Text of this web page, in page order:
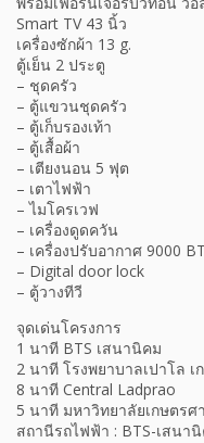
Smart TV 43 นิ้ว
เครื่องซักผ้า 13 g.
ตู้เย็น 2 ประตู
– ชุดครัว
– ตู้แขวนชุดครัว
– ตู้เก็บรองเท้า
– ตู้เสื้อผ้า
– เตียงนอน 5 ฟุต
– เตาไฟฟ้า
– ไมโครเวฟ
– เครื่องดูดควัน
– เครื่องปรับอากาศ 9000
– Digital door lock
– ตู้วางทีวี
จุดเด่นโครงการ
1 นาที BTS เสนานิคม
2 นาที โรงพยาบาลเปาโล เ
8 นาที Central Ladprao
5 นาที มหาวิทยาลัยเกษตรศ
สถานีรถไฟฟ้า : BTS-เสนา